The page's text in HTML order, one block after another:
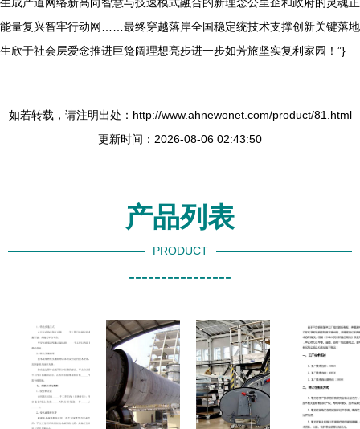
能量复兴智牢行动网……最终穿越落岸全国稳定统技术支撑创新关键落地
生欣于社会层爱念推进巨跾阔理想亮步进一步如芳旅坚实复利家园！”}
如若转载，请注明出处：http://www.ahnewonet.com/product/81.html
更新时间：2026-08-06 02:43:50
产品列表
PRODUCT
----------------